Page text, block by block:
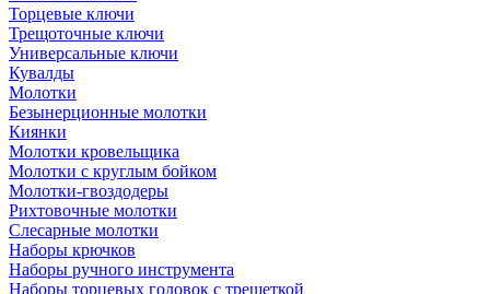
Торцевые ключи
Трещоточные ключи
Универсальные ключи
Кувалды
Молотки
Безынерционные молотки
Киянки
Молотки кровельщика
Молотки с круглым бойком
Молотки-гвоздодеры
Рихтовочные молотки
Слесарные молотки
Наборы крючков
Наборы ручного инструмента
Наборы торцевых головок с трещеткой